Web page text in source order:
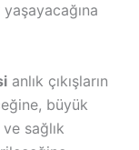
anlık çıkışların
büyük
sağlık